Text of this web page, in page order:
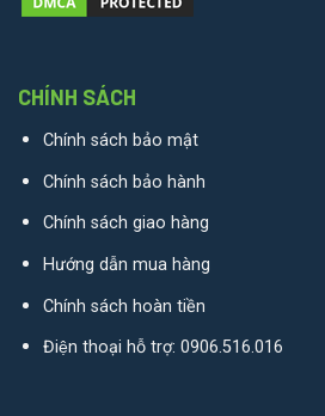
CHÍNH SÁCH
Chính sách bảo mật
Chính sách bảo hành
Chính sách giao hàng
Hướng dẫn mua hàng
Chính sách hoàn tiền
Điện thoại hỗ trợ: 0906.516.016